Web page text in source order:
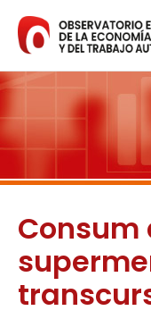
contenido
Consum